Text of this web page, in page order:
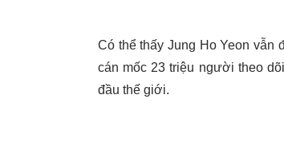
Có thể thấy Jung Ho Yeon vẫn
cán mốc 23 triệu người theo
đầu thế giới.